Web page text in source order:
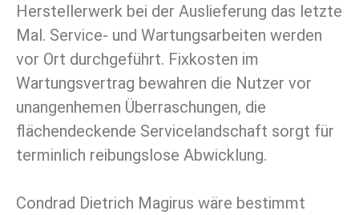
Herstellerwerk bei der Auslieferung das letzte
Mal. Service- und Wartungsarbeiten werden
vor Ort durchgeführt. Fixkosten im
Wartungsvertrag bewahren die Nutzer vor
unangenhemen Überraschungen, die
flächendeckende Servicelandschaft sorgt für
terminlich reibungslose Abwicklung.
Condrad Dietrich Magirus wäre bestimmt